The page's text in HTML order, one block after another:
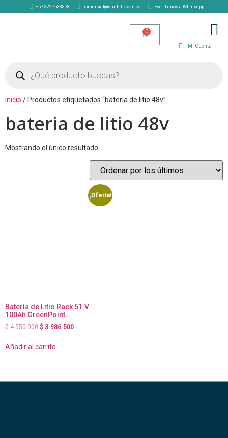
+57 3227538378 comercial@sunbits.com.co Escríbenos a Whatsapp
Mi Cuenta
Inicio / Productos etiquetados “bateria de litio 48v”
bateria de litio 48v
Mostrando el único resultado
¡Oferta!
Batería de Litio Rack 51.V
100Ah GreenPoint
$4.550.000 $ 3.986.500
Añadir al carrito